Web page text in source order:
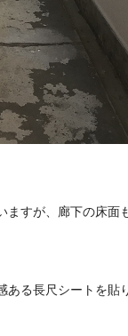
すが、廊下の床面
ある長尺シートを貼